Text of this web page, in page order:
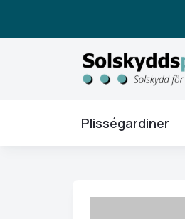
Plisségardiner